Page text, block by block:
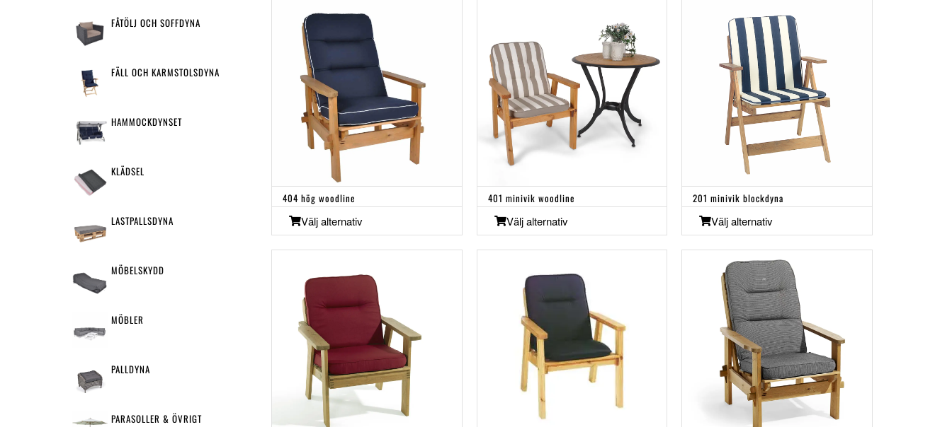
FÅTÖLJ OCH SOFFDYNA
FÄLL OCH KARMSTOLSDYNA
HAMMOCKDYNSET
KLÄDSEL
LASTPALLSDYNA
MÖBELSKYDD
MÖBLER
PALLDYNA
PARASOLLER & ÖVRIGT
404 hög woodline
Välj alternativ
401 minivik woodline
Välj alternativ
201 minivik blockdyna
Välj alternativ